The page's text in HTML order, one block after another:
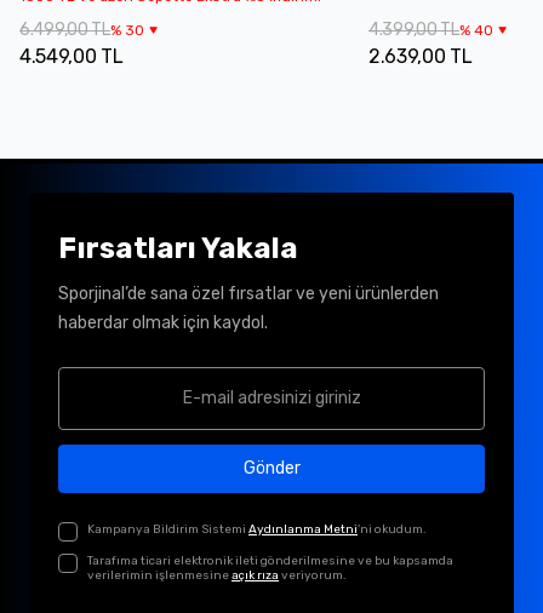
6.499,00 TL% 30
4.549,00 TL
4.399,00 TL% 40
2.639,00 TL
Fırsatları Yakala
Sporjinal’de sana özel fırsatlar ve yeni ürünlerden
haberdar olmak için kaydol.
Gönder
Kampanya Bildirim Sistemi Aydınlanma Metni'ni okudum.
Tarafıma ticari elektronik ileti gönderilmesine ve bu kapsamda
verilerimin işlenmesineaçık rıza veriyorum.